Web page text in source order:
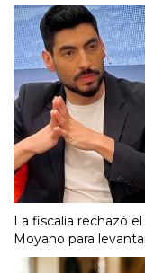
La fiscalía rechazó
Moyano para